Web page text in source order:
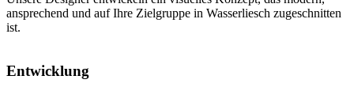
ansprechend und auf Ihre Zielgruppe in Wasserliesch zugeschnitten
ist.
Entwicklung